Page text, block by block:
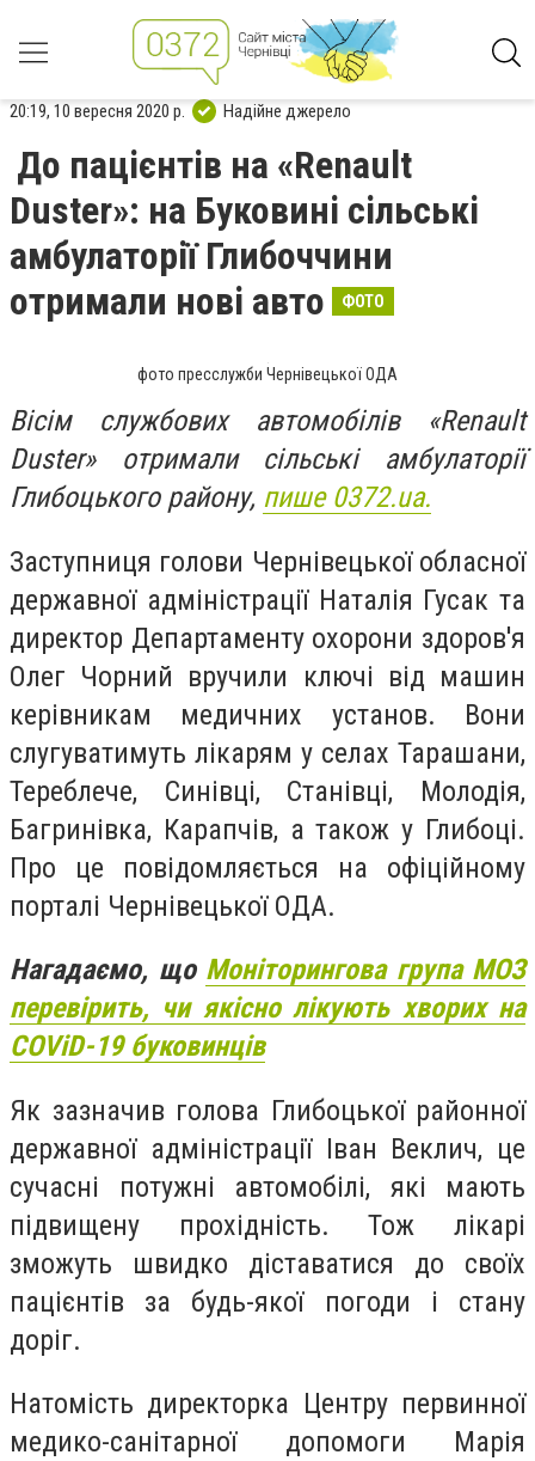
20:19, 10 вересня 2020 р. Надійне джерело
До пацієнтів на «Renault
Duster»: на Буковині сільські
амбулаторії Глибоччини
отримали нові авто
ФОТО
фото пресслужби Чернівецької ОДА
Вісім службових автомобілів «Renault
Duster» отримали сільські амбулаторії
Глибоцького району, пише 0372.ua.
Заступниця голови Чернівецької обласної
державної адміністрації Наталія Гусак та
директор Департаменту охорони здоров'я
Олег Чорний вручили ключі від машин
керівникам медичних установ. Вони
слугуватимуть лікарям у селах Тарашани,
Тереблече, Синівці, Станівці, Молодія,
Багринівка, Карапчів, а також у Глибоці.
Про це повідомляється на офіційному
порталі Чернівецької ОДА.
Нагадаємо, що Моніторингова група МОЗ
перевірить, чи якісно лікують хворих на
COViD-19 буковинців
Як зазначив голова Глибоцької районної
державної адміністрації Іван Веклич, це
сучасні потужні автомобілі, які мають
підвищену прохідність. Тож лікарі
зможуть швидко діставатися до своїх
пацієнтів за будь-якої погоди і стану
доріг.
Натомість директорка Центру первинної
медико-санітарної допомоги Марія